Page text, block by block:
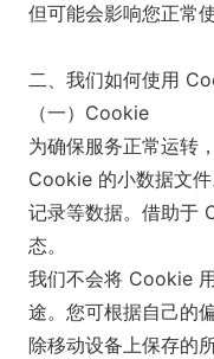
但可能会影响您正常
二、我们如何使用
（一）Cookie
为确保服务正常运转
Cookie 的小数据文
记录等数据。借助于
态。
我们不会将 Cookie
途。您可根据自己的
除移动设备上保存的